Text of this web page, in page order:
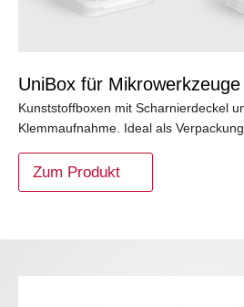
UniBox für Mikrowerkzeuge
Kunststoffboxen mit Scharnierdeckel
Klemmaufnahme. Ideal als
Zum Produkt